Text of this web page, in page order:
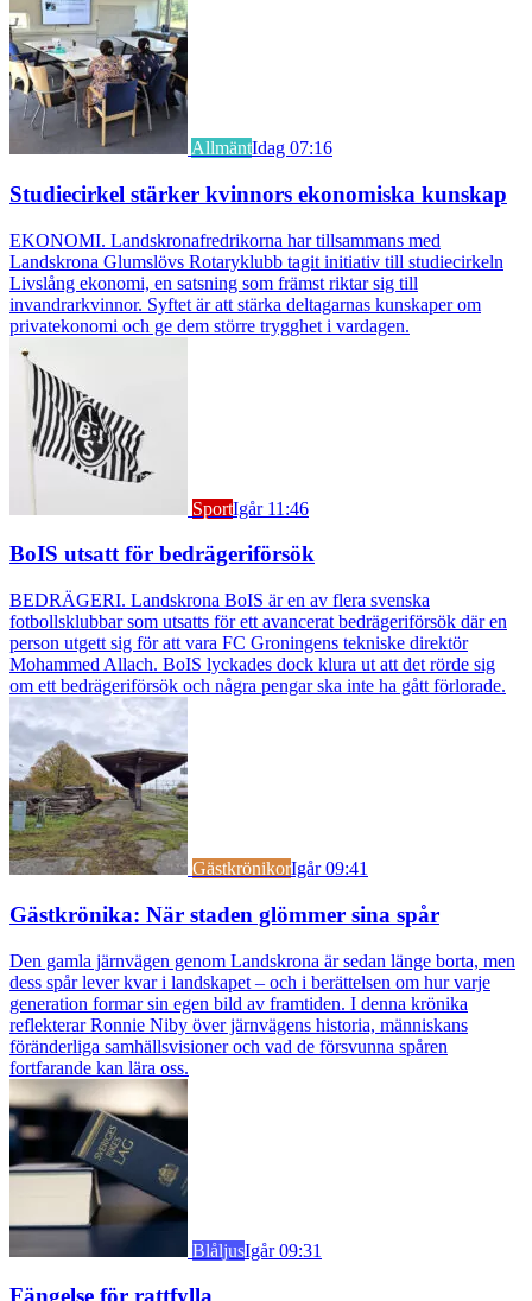
AllmäntIdag 07:16
Studiecirkel stärker kvinnors ekonomiska kunskap
EKONOMI. Landskronafredrikorna har tillsammans med
Landskrona Glumslövs Rotaryklubb tagit initiativ till studiecirkeln
Livslång ekonomi, en satsning som främst riktar sig till
invandrarkvinnor. Syftet är att stärka deltagarnas kunskaper om
privatekonomi och ge dem större trygghet i vardagen.
SportIgår 11:46
BoIS utsatt för bedrägeriförsök
BEDRÄGERI. Landskrona BoIS är en av flera svenska
fotbollsklubbar som utsatts för ett avancerat bedrägeriförsök där en
person utgett sig för att vara FC Groningens tekniske direktör
Mohammed Allach. BoIS lyckades dock klura ut att det rörde sig
om ett bedrägeriförsök och några pengar ska inte ha gått förlorade.
GästkrönikorIgår 09:41
Gästkrönika: När staden glömmer sina spår
Den gamla järnvägen genom Landskrona är sedan länge borta, men
dess spår lever kvar i landskapet – och i berättelsen om hur varje
generation formar sin egen bild av framtiden. I denna krönika
reflekterar Ronnie Niby över järnvägens historia, människans
föränderliga samhällsvisioner och vad de försvunna spåren
fortfarande kan lära oss.
BlåljusIgår 09:31